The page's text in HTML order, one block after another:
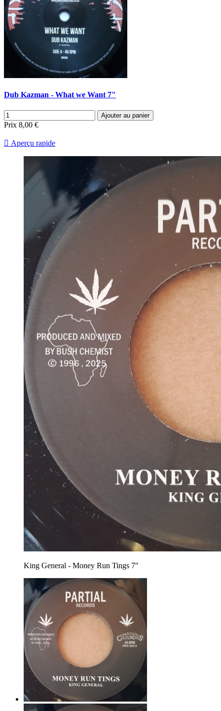
Dub Kazman - What we Want 7"
Ajouter au panier
Prix 8,00 €
 Aperçu rapide
King General - Money Run Tings 7"